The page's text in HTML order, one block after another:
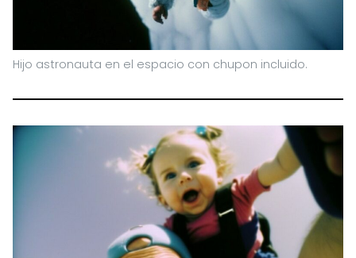
Hijo astronauta en el espacio con chupon incluido.